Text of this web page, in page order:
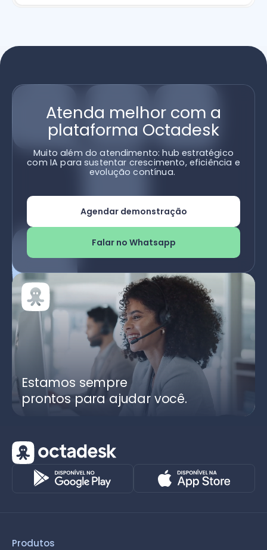
Atenda melhor com a
plataforma Octadesk
Muito além do atendimento: hub estratégico
com IA para sustentar crescimento, eficiência e
evolução contínua.
Agendar demonstração
Falar no Whatsapp
Estamos sempre
prontos para ajudar você.
Produtos